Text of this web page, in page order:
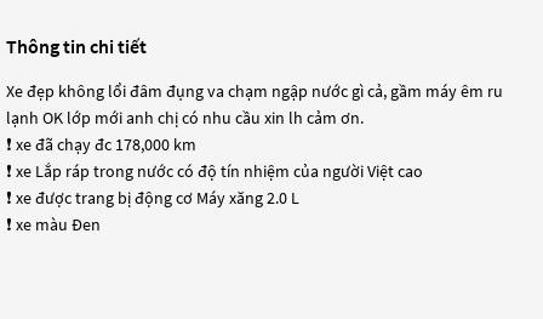
Thông tin chi tiết
Xe đẹp không lổi đâm đụng va chạm ngập nước gì cả, gầm máy êm ru
lạnh OK lớp mới anh chị có nhu cầu xin lh cảm ơn.
❗️ xe đã chạy đc 178,000 km
❗️ xe Lắp ráp trong nước có độ tín nhiệm của người Việt cao
❗️ xe được trang bị động cơ Máy xăng 2.0 L
❗️ xe màu Đen